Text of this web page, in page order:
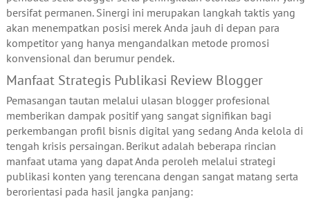
bersifat permanen. Sinergi ini merupakan langkah taktis yang
akan menempatkan posisi merek Anda jauh di depan para
kompetitor yang hanya mengandalkan metode promosi
konvensional dan berumur pendek.
Manfaat Strategis Publikasi Review Blogger
Pemasangan tautan melalui ulasan blogger profesional
memberikan dampak positif yang sangat signifikan bagi
perkembangan profil bisnis digital yang sedang Anda kelola di
tengah krisis persaingan. Berikut adalah beberapa rincian
manfaat utama yang dapat Anda peroleh melalui strategi
publikasi konten yang terencana dengan sangat matang serta
berorientasi pada hasil jangka panjang: